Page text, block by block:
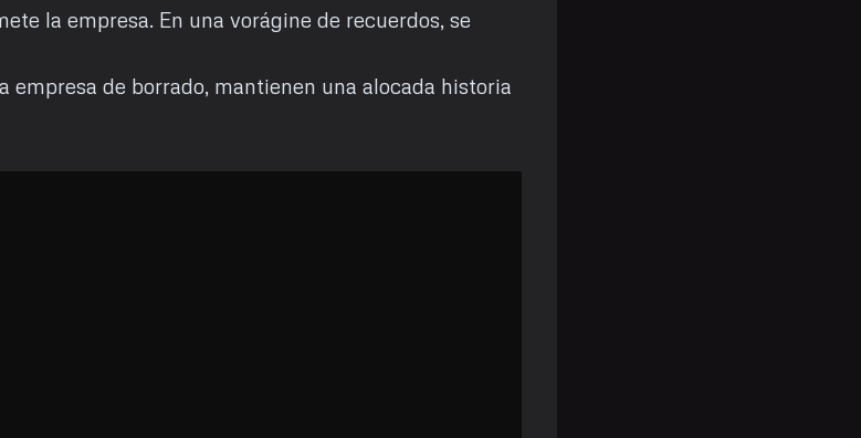
la empresa. En una vorágine de recuerdos, se
empresa de borrado, mantienen una alocada historia